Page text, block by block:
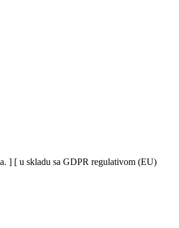
] [ u skladu sa GDPR regulativom (EU)